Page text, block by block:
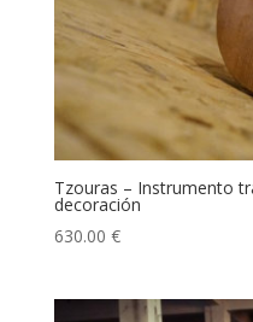
Tzouras – Instrumento
decoración
630.00 €